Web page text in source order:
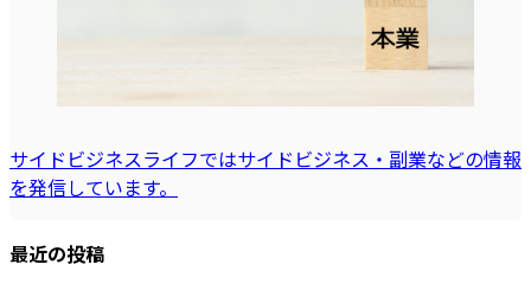
サイドビジネスライフではサイドビジネス・副業などの情報
を発信しています。
最近の投稿